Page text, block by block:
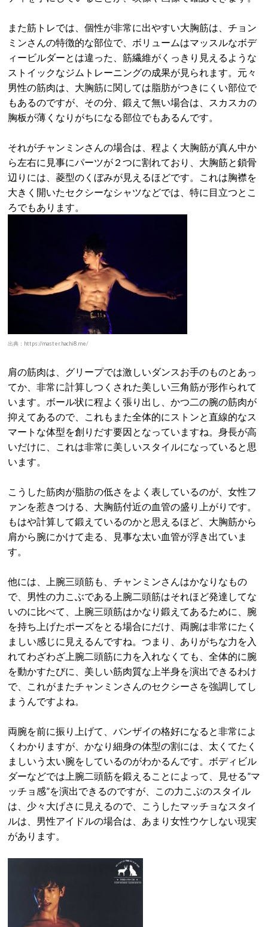
また筋トレでは、個性が非常に出やすい大胸筋は、チョン
ミンさんの特徴的な部位で、ボリュームはマッスルなボデ
ィービルダーとは違った、筋繊維がくっきり見えるような
ストイックなジムトレーニングの成果が見られます。元々
男性の筋肉は、大胸筋に関しては脂肪がつきにくい部位で
もあるのですが、その分、鍛えて無い場合は、スカスカの
胸板が薄くなりがちになる部位でもあるんです。
それがチャンミンさんの場合は、程よく大胸筋が真ん中か
ら左右に見事にパーツが２つに割れており、大胸筋と鎖骨
辺りには、菱型のくぼみが見えるほどです。これは胸襟を
大きく開いたセクシーなシャツなどでは、特に目立つとこ
ろでもあります。
出典：https://master.hachi8.me/
肩の筋肉は、グリープでは激しいダンスお手のものとあっ
てか、非常に計算しつくされた美しい三角筋が形作られて
います。ボール状に程よく張り出し、かつ二の腕の筋肉が
抑えてあるので、これもまた全体的にストンと直線的なス
マートな体型を創りだす要因となっていますね。身長が高
いだけに、これは非常に美しいスタイルになっていると思
います。
こうした筋肉が脂肪の低さをよく表しているのが、女性フ
ァンを惹きつける、大胸筋付近の血管の盛り上がりです。
もはや計算して鍛えているのかと思えるほど、大胸筋から
肩から腕にかけて走る、見事な太い血管が浮き出ていま
す。
他には、上腕三頭筋も、チャンミンさんはかなりなもの
で、男性の力こぶである上腕二頭筋はそれほど発達してな
いのに比べて、上腕三頭筋はかなり鍛えてあるために、腕
を持ち上げたポーズをとる場合にだけ、両腕は非常にたく
ましい感じに見えるんですね。つまり、ありがちな力を入
れてわざわざ上腕二頭筋に力を入れなくても、全体的に腕
を動かすたびに、美しい筋肉質な上半身を演出できるわけ
で、これがまたチャンミンさんのセクシーさを強調してし
まうんですよね。
両腕を前に振り上げて、バンザイの格好になると非常によ
くわかりますが、かなり細身の体型の割には、太くてたく
ましいう太い腕をしているのがわかるんです。ボディビル
ダーなどでは上腕二頭筋を鍛えることによって、見せる”マ
ッチョ感”を演出できるのですが、この力こぶのスタイル
は、少々大げさに見えるので、こうしたマッチョなスタイ
ルは、男性アイドルの場合は、あまり女性ウケしない現実
があります。